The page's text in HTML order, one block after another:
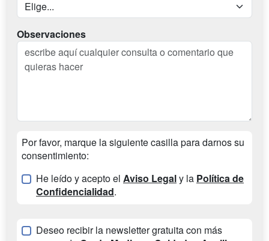
Observaciones
Por favor, marque la siguiente casilla para darnos su
consentimiento:
He leído y acepto el Aviso Legaly la Política de
Confidencialidad.
Deseo recibir la newsletter gratuita con más